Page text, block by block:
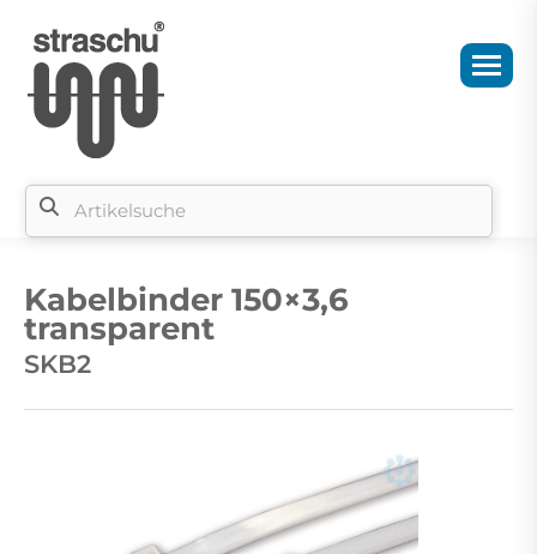
Kabelbinder 150×3,6
transparent
SKB2